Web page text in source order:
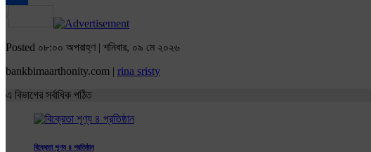
Share
Posted ০৮:০০ অপরাহ্ণ | শনিবার, ০৯ মে ২০২৬
bankbimaarthonity.com | rina sristy
এ বিভাগের সর্বাধিক পঠিত
বিক্রেতা শূণ্য ৪ প্রতিষ্ঠান